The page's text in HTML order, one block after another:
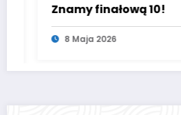
Znamy finałową 10!
8 Maja 2026